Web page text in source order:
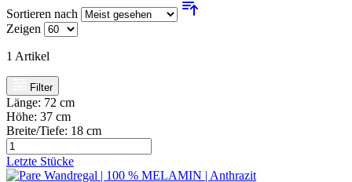
Sortieren nach
Zeigen
1 Artikel
Filter
Länge: 72 cm
Höhe: 37 cm
Breite/Tiefe: 18 cm
Letzte Stücke